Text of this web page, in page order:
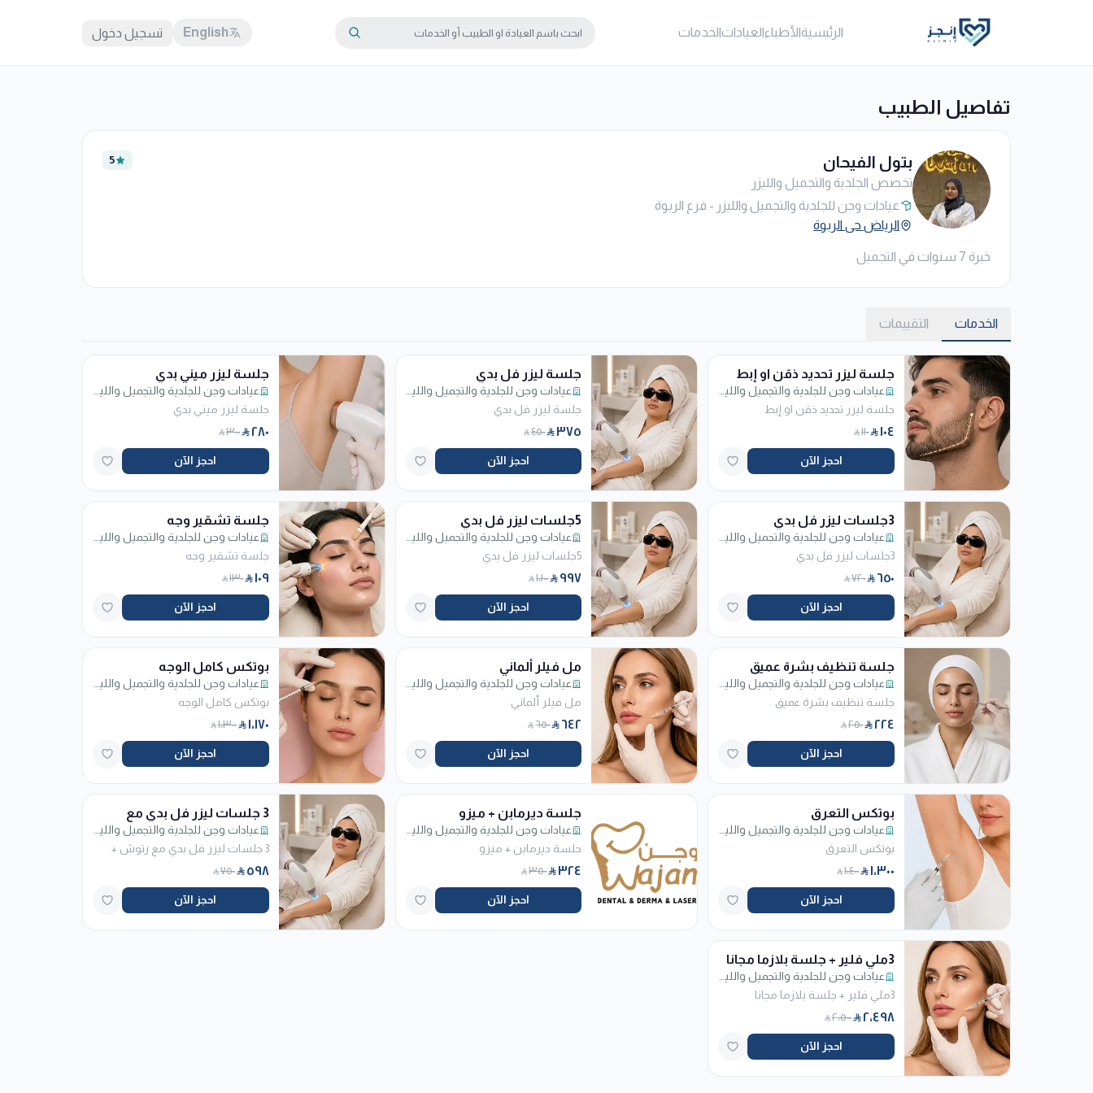
الرئيسيةالأطباءالعياداتالخدمات English تسجيل دخول
تفاصيل الطبيب
بتول الفيحان
تخصص الجلدية والتجميل والليزر
5
عيادات وجن للجلدية والتجميل والليزر - فرع الربوة
الرياض حي الربوة
خبرة 7 سنوات في التجميل
الخدمات التقييمات
جلسة ليزر تحديد ذقن او إبط
عيادات وجن للجلدية والتجميل والليزر - فرع الربوة
جلسة ليزر تحديد ذقن او إبط
١٠٤ ١١٠
احجز الآن
جلسة ليزر فل بدي
عيادات وجن للجلدية والتجميل والليزر - فرع الربوة
جلسة ليزر فل بدي
٣٧٥ ٤٥٠
احجز الآن
جلسة ليزر ميني بدي
عيادات وجن للجلدية والتجميل والليزر - فرع الربوة
جلسة ليزر ميني بدي
٢٨٠ ٣٠٠
احجز الآن
3جلسات ليزر فل بدي
عيادات وجن للجلدية والتجميل والليزر - فرع الربوة
3جلسات ليزر فل بدي
٦٥٠ ٧٢٠
احجز الآن
5جلسات ليزر فل بدي
عيادات وجن للجلدية والتجميل والليزر - فرع الربوة
5جلسات ليزر فل بدي
٩٩٧ ١٬١٠٠
احجز الآن
جلسة تشقير وجه
عيادات وجن للجلدية والتجميل والليزر - فرع الربوة
جلسة تشقير وجه
١٠٩ ١٣٠
احجز الآن
جلسة تنظيف بشرة عميق
عيادات وجن للجلدية والتجميل والليزر - فرع الربوة
جلسة تنظيف بشرة عميق
٢٢٤ ٢٥٠
احجز الآن
مل فيلر ألماني
عيادات وجن للجلدية والتجميل والليزر - فرع الربوة
مل فيلر ألماني
٦٤٢ ٦٥٠
احجز الآن
بوتكس كامل الوجه
عيادات وجن للجلدية والتجميل والليزر - فرع الربوة
بوتكس كامل الوجه
١٬١٧٠ ١٬٣٠٠
احجز الآن
بوتكس التعرق
عيادات وجن للجلدية والتجميل والليزر - فرع الربوة
بوتكس التعرق
١٬٣٠٠ ١٬٤٠٠
احجز الآن
جلسة ديرمابن + ميزو
عيادات وجن للجلدية والتجميل والليزر - فرع الربوة
جلسة ديرمابن + ميزو
٣٢٤ ٣٥٠
احجز الآن
3 جلسات ليزر فل بدي مع
رتوش + إبرة نضارة مجانا
عيادات وجن للجلدية والتجميل والليزر - فرع الربوة
3 جلسات ليزر فل بدي مع رتوش +
إبرة نضارة مجانا
٥٩٨ ٧٥٠
احجز الآن
3ملي فلير + جلسة بلازما مجانا
عيادات وجن للجلدية والتجميل والليزر - فرع الربوة
3ملي فلير + جلسة بلازما مجانا
٢٬٤٩٨ ٢٬٥٠٠
احجز الآن